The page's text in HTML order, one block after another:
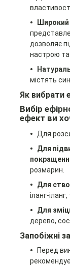
дозволяє
настрою та
містять
Як вибрати
Вибір
ефект ви
Для
Для
розмарин.
Для
іланг-
Для
дерево,
Запобіжні
Перед